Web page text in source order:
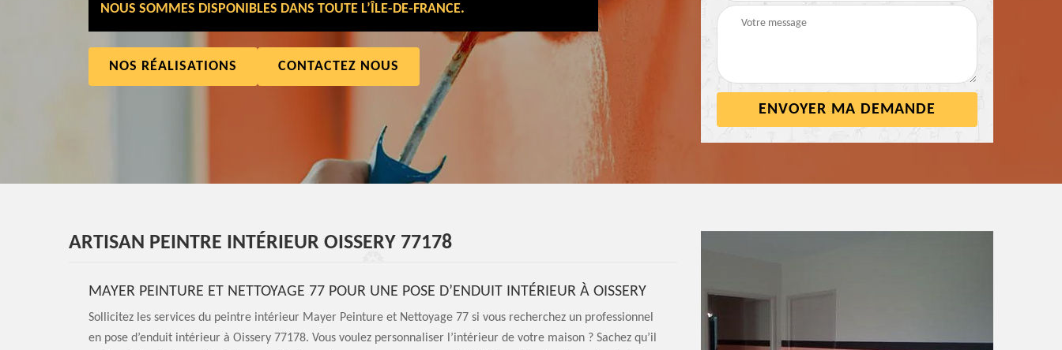
NOUS SOMMES DISPONIBLES DANS TOUTE L’ÎLE-DE-FRANCE.
NOS RÉALISATIONS CONTACTEZ NOUS
ARTISAN PEINTRE INTÉRIEUR OISSERY 77178
MAYER PEINTURE ET NETTOYAGE 77 POUR UNE POSE D’ENDUIT INTÉRIEUR À OISSERY
Sollicitez les services du peintre intérieur Mayer Peinture et Nettoyage 77 si vous recherchez un professionnel
en pose d’enduit intérieur à Oissery 77178. Vous voulez personnaliser l’intérieur de votre maison ? Sachez qu’il